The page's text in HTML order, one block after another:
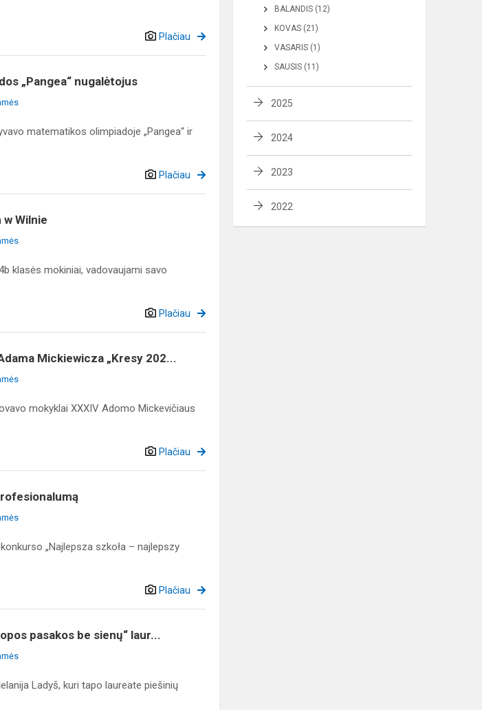
Plačiau
„Pangea“ nugalėtojus
matematikos olimpiadoje „Pangea“ ir
Plačiau
Wilnie
klasės mokiniai, vadovaujami savo
Plačiau
Mickiewicza „Kresy 202...
mokyklai XXXIV Adomo Mickevičiaus
Plačiau
„Najlepsza szkoła – najlepszy
Plačiau
pasakos be sienų“ laur...
Ladyš, kuri tapo laureate piešinių
BALANDIS (12)
KOVAS (21)
VASARIS (1)
SAUSIS (11)
2025
2024
2023
2022